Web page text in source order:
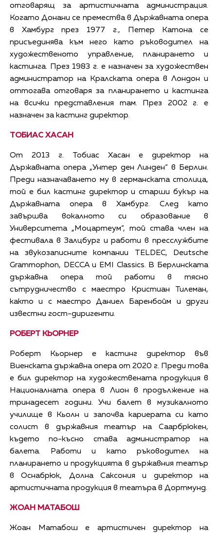
отговарящ за артистичната администрация.
Когато Донани се премества в Държавната опера
в Хамбург през 1977 г., Петер Катона се
присъединява към него като ръководител на
художественото управление, планирането и
кастинга. През 1983 г. е назначен за художествен
администратор на Кралската опера в Лондон и
оттогава отговаря за планирането и кастинга
на всички представления там. През 2002 г. е
назначен за кастинг директор.
ТОБИАС ХАСАН
От 2013 г. Тобиас Хасан е директор на
Държавната опера „Унтер ден Линден“ в Берлин.
Преди назначаването му в германската столица,
той е бил кастинг директор и старши букър на
Държавната опера в Хамбург. След като
завършва вокалното си образовaние в
Университета „Моцартеум“, той става член на
фестивала в Залцбург и работи в пресслужбите
на звукозаписните компании TELDEC, Deutsche
Grammophon, DECCA и EMI Classics. В Берлинската
държавна опера той работи в тясно
сътрудничество с маестро Кристиан Тилеман,
както и с маестро Даниел Баренбойм и други
известни гост-диригенти.
РОБЕРТ КЬОРНЕР
Роберт Кьорнер е кастинг директор във
Виенската държавна опера от 2020 г. Преди това
е бил директор на художествената продукция в
Националната опера в Лион в продължение на
тринадесет години. Учи балет в музикалното
училище в Кьолн и започва кариерата си като
солист в държавния театър на Саарбрюкен,
където по-късно става администратор на
балета. Работи и като ръководител на
планирането и продукцията в държавния театър
в Оснабрюк, Долна Саксония и директор на
артистичната продукция в театъра в Дортмунд.
ЖОАН МАТАБОШ
Жоан Матабош е артистичен директор на